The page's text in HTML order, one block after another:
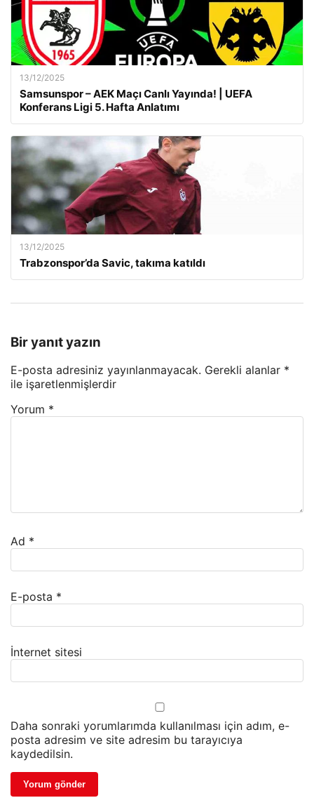
13/12/2025
Samsunspor – AEK Maçı Canlı Yayında! | UEFA
Konferans Ligi 5. Hafta Anlatımı
13/12/2025
Trabzonspor’da Savic, takıma katıldı
Bir yanıt yazın
E-posta adresiniz yayınlanmayacak. Gerekli alanlar *
ile işaretlenmişlerdir
Yorum *
Ad *
E-posta *
İnternet sitesi
Daha sonraki yorumlarımda kullanılması için adım, e-
posta adresim ve site adresim bu tarayıcıya
kaydedilsin.